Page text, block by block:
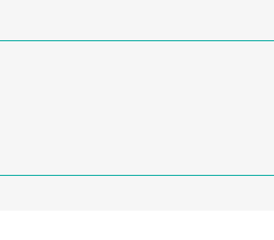
良醫生活祭